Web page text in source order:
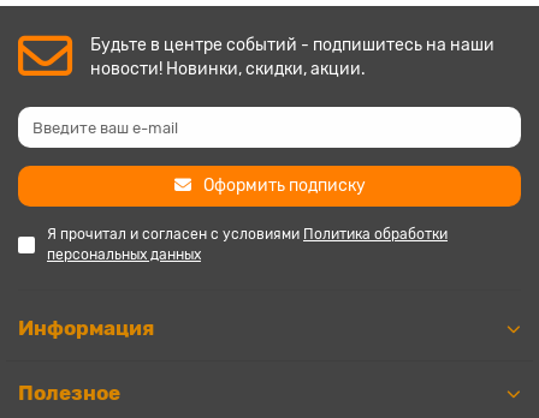
Будьте в центре событий - подпишитесь на наши
новости! Новинки, скидки, акции.
Оформить подписку
Я прочитал и согласен с условиями Политика обработки
персональных данных
Информация
Полезное